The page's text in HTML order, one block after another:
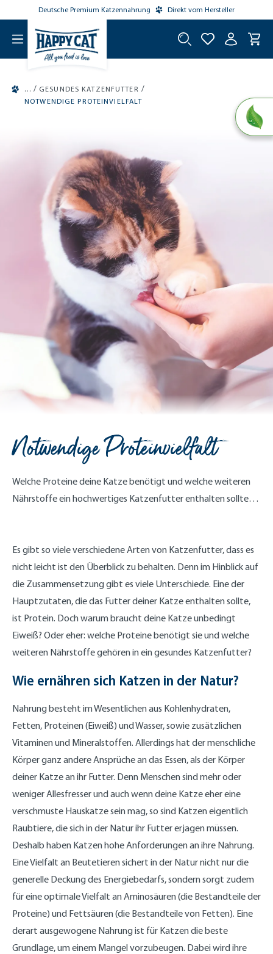
springen
Deutsche Premium Katzennahrung Direkt vom Hersteller
/ GESUNDES KATZENFUTTER /
NOTWENDIGE PROTEINVIELFALT
Notwendige Proteinvielfalt
Welche Proteine deine Katze benötigt und welche weiteren
Nährstoffe ein hochwertiges Katzenfutter enthalten sollte…
Es gibt so viele verschiedene Arten von Katzenfutter, dass es
nicht leicht ist den Überblick zu behalten. Denn im Hinblick auf
die Zusammensetzung gibt es viele Unterschiede. Eine der
Hauptzutaten, die das Futter deiner Katze enthalten sollte,
ist Protein. Doch warum braucht deine Katze unbedingt
Eiweiß? Oder eher: welche Proteine benötigt sie und welche
weiteren Nährstoffe gehören in ein gesundes Katzenfutter?
Wie ernähren sich Katzen in der Natur?
Nahrung besteht im Wesentlichen aus Kohlenhydraten,
Fetten, Proteinen (Eiweiß) und Wasser, sowie zusätzlichen
Vitaminen und Mineralstoffen. Allerdings hat der menschliche
Körper ganz andere Ansprüche an das Essen, als der Körper
deiner Katze an ihr Futter. Denn Menschen sind mehr oder
weniger Allesfresser und auch wenn deine Katze eher eine
verschmuste Hauskatze sein mag, so sind Katzen eigentlich
Raubtiere, die sich in der Natur ihr Futter erjagen müssen.
Deshalb haben Katzen hohe Anforderungen an ihre Nahrung.
Eine Vielfalt an Beutetieren sichert in der Natur nicht nur die
generelle Deckung des Energiebedarfs, sondern sorgt zudem
für eine optimale Vielfalt an Aminosäuren (die Bestandteile der
Proteine) und Fettsäuren (die Bestandteile von Fetten). Eine
derart ausgewogene Nahrung ist für Katzen die beste
Grundlage, um einem Mangel vorzubeugen. Dabei wird ihre